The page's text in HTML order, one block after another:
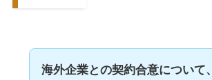
海外企業との契約合意について、